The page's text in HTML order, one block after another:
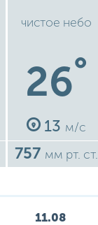
чистое небо
26°
13 м/с
757 мм рт. ст.
11.08